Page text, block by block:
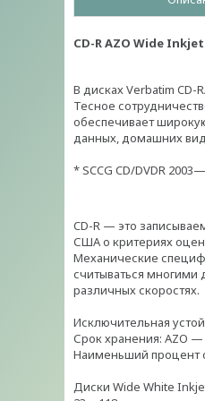
CD-R AZO Wide
В дисках Verbatim CD-
Тесное
обеспечивает
данных, домашних
* SCCG CD/DVDR
CD-R — это
США о критериях
Механические
считываться
различных скоростях.
Исключительная
Срок хранения: AZO —
Наименьший процент
Диски Wide White